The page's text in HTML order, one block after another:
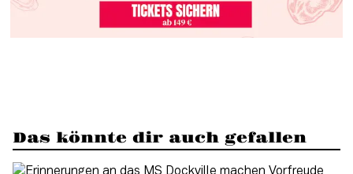
Das könnte dir auch gefallen